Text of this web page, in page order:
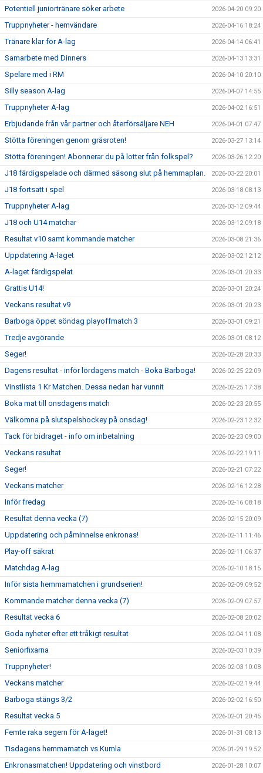
Potentiell juniortränare söker arbete 2026-04-20 09:20
Truppnyheter - hemvändare 2026-04-16 18:24
Tränare klar för A-lag 2026-04-14 06:41
Samarbete med Dinners 2026-04-13 13:31
Spelare med i RM 2026-04-10 20:10
Silly season A-lag 2026-04-07 14:55
Truppnyheter A-lag 2026-04-02 16:51
Erbjudande från vår partner och återförsäljare NEH 2026-04-01 07:47
Stötta föreningen genom gräsroten! 2026-03-27 13:14
Stötta föreningen! Abonnerar du på lotter från folkspel? 2026-03-26 12:20
J18 färdigspelade och därmed säsong slut på hemmaplan. 2026-03-22 20:01
J18 fortsatt i spel 2026-03-18 08:13
Truppnyheter A-lag 2026-03-12 09:44
J18 och U14 matchar 2026-03-12 09:18
Resultat v10 samt kommande matcher 2026-03-08 21:36
Uppdatering A-laget 2026-03-02 12:12
A-laget färdigspelat 2026-03-01 20:33
Grattis U14! 2026-03-01 20:24
Veckans resultat v9 2026-03-01 20:23
Barboga öppet söndag playoffmatch 3 2026-03-01 09:21
Tredje avgörande 2026-03-01 08:12
Seger! 2026-02-28 20:33
Dagens resultat - inför lördagens match - Boka Barboga! 2026-02-25 22:09
Vinstlista 1 Kr Matchen. Dessa nedan har vunnit 2026-02-25 17:38
Boka mat till onsdagens match 2026-02-23 20:55
Välkomna på slutspelshockey på onsdag! 2026-02-23 12:32
Tack för bidraget - info om inbetalning 2026-02-23 09:00
Veckans resultat 2026-02-22 19:11
Seger! 2026-02-21 07:22
Veckans matcher 2026-02-16 12:28
Inför fredag 2026-02-16 08:18
Resultat denna vecka (7) 2026-02-15 20:09
Uppdatering och påminnelse enkronas! 2026-02-11 11:46
Play-off säkrat 2026-02-11 06:37
Matchdag A-lag 2026-02-10 18:15
Inför sista hemmamatchen i grundserien! 2026-02-09 09:52
Kommande matcher denna vecka (7) 2026-02-09 07:57
Resultat vecka 6 2026-02-08 20:02
Goda nyheter efter ett tråkigt resultat 2026-02-04 11:08
Seniorfixarna 2026-02-03 10:39
Truppnyheter! 2026-02-03 10:08
Veckans matcher 2026-02-02 19:44
Barboga stängs 3/2 2026-02-02 16:50
Resultat vecka 5 2026-02-01 20:45
Femte raka segern för A-laget! 2026-01-31 08:13
Tisdagens hemmamatch vs Kumla 2026-01-29 19:52
Enkronasmatchen! Uppdatering och vinstbord 2026-01-28 10:07